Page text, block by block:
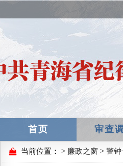
首页 审查
当前位置： > 廉政之窗 > 警钟